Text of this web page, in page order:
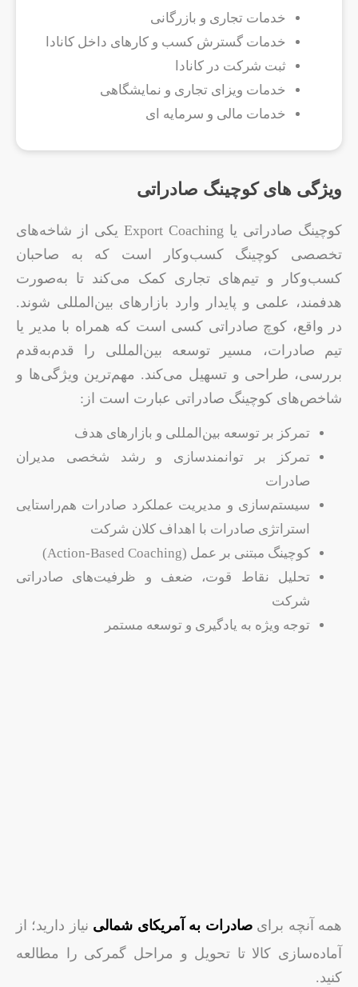
خدمات تجاری و بازرگانی
خدمات گسترش کسب و کارهای داخل کانادا
ثبت شرکت در کانادا
خدمات ویزای تجاری و نمایشگاهی
خدمات مالی و سرمایه ای
ویژگی های کوچینگ صادراتی
کوچینگ صادراتی یا Export Coaching یکی از شاخه‌های
تخصصی کوچینگ کسب‌وکار است که به صاحبان
کسب‌وکار و تیم‌های تجاری کمک می‌کند تا به‌صورت
هدفمند، علمی و پایدار وارد بازارهای بین‌المللی شوند.
در واقع، کوچ صادراتی کسی است که همراه با مدیر یا
تیم صادرات، مسیر توسعه بین‌المللی را قدم‌به‌قدم
بررسی، طراحی و تسهیل می‌کند. مهم‌ترین ویژگی‌ها و
شاخص‌های کوچینگ صادراتی عبارت است از:
تمرکز بر توسعه بین‌المللی و بازارهای هدف
تمرکز بر توانمندسازی و رشد شخصی مدیران
صادرات
سیستم‌سازی و مدیریت عملکرد صادرات هم‌راستایی
استراتژی صادرات با اهداف کلان شرکت
کوچینگ مبتنی بر عمل (Action-Based Coaching)
تحلیل نقاط قوت، ضعف و ظرفیت‌های صادراتی
شرکت
توجه ویژه به یادگیری و توسعه مستمر
همه آنچه برایصادرات به آمریکای شمالی نیاز دارید؛ از
آماده‌سازی کالا تا تحویل و مراحل گمرکی را مطالعه
کنید.